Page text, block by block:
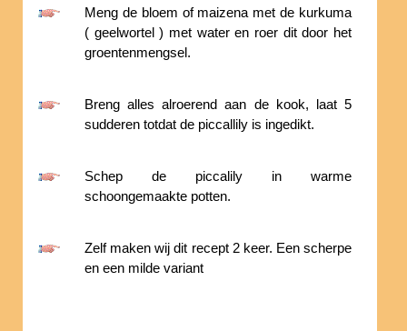
Meng de bloem of maizena met de kurkuma
( geelwortel ) met water en roer dit door het
groentenmengsel.
Breng alles alroerend aan de kook, laat 5
sudderen totdat de piccallily is ingedikt.
Schep de piccalily in warme
schoongemaakte potten.
Zelf maken wij dit recept 2 keer. Een scherpe
en een milde variant